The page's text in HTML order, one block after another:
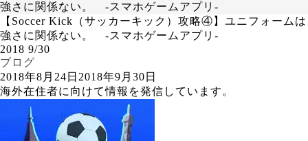
強さに関係ない。 -スマホゲームアプリ-
【Soccer Kick（サッカーキック）攻略④】ユニフォームは
強さに関係ない。 -スマホゲームアプリ-
2018 9/30
ブログ
2018年8月24日 2018年9月30日
海外在住者に向けて情報を発信しています。